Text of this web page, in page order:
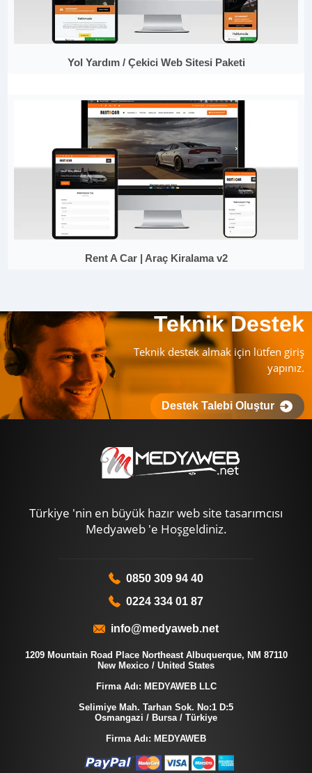
Yol Yardım / Çekici Web Sitesi Paketi
Rent A Car | Araç Kiralama v2
Teknik Destek
Teknik destek almak için lütfen giriş
yapınız.
Destek Talebi Oluştur
Türkiye 'nin en büyük hazır web site tasarımcısı
Medyaweb 'e Hoşgeldiniz.
0850 309 94 40
0224 334 01 87
info@medyaweb.net
1209 Mountain Road Place Northeast Albuquerque, NM 87110
New Mexico / United States
Firma Adı: MEDYAWEB LLC
Selimiye Mah. Tarhan Sok. No:1 D:5
Osmangazi / Bursa / Türkiye
Firma Adı: MEDYAWEB